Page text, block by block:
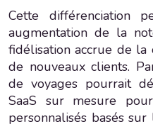
Cette différenciation
augmentation de la
fidélisation accrue de
de nouveaux clients.
de voyages pourrait
SaaS sur mesure
personnalisés basés